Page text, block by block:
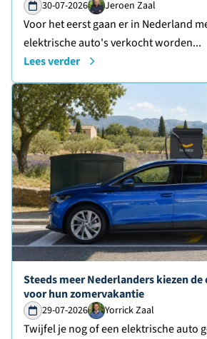
30-07-2026 Jeroen Zaal
Voor het eerst gaan er in Nederland
elektrische auto's verkocht worden...
Lees verder
Lees verder over
Steeds meer Nederlanders kiezen
voor hun zomervakantie
29-07-2026 Yorrick Zaal
Twijfel je nog of een elektrische auto